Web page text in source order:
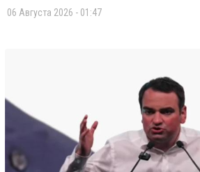
06 Августа 2026 - 01:47